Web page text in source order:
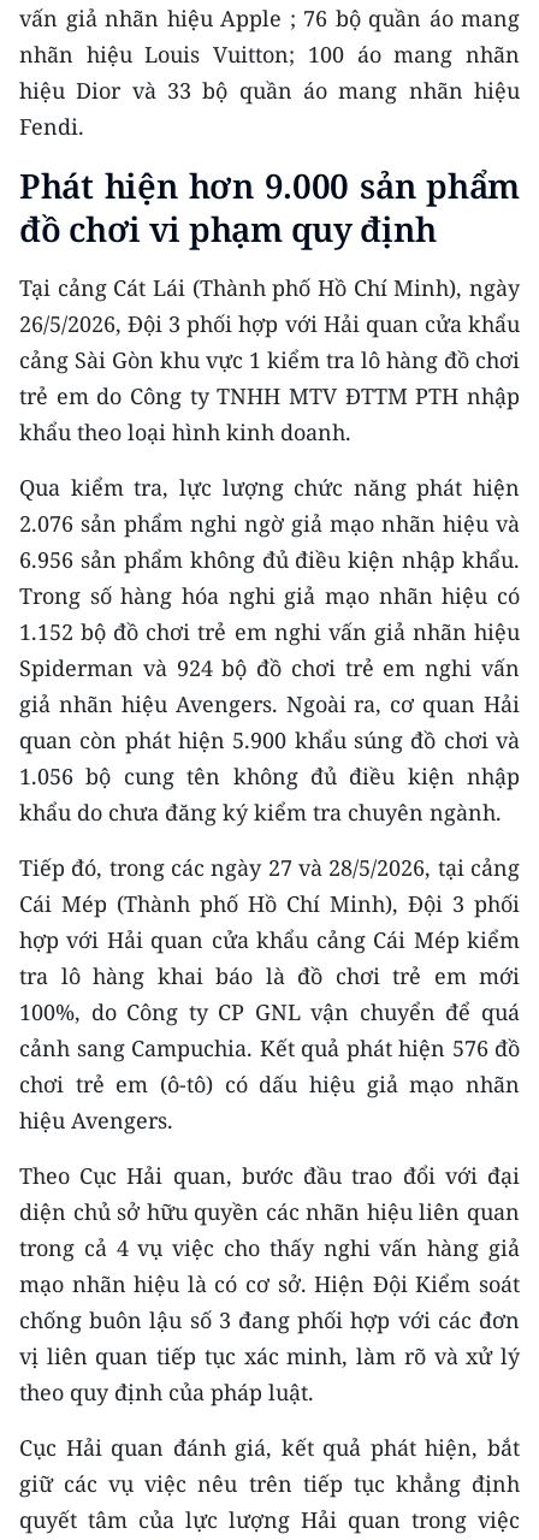
ENGLISH
FRANÇAIS
РУССКИЙ
ESPAÑOL
한국어
vấn giả nhãn hiệu Apple ; 76 bộ quần áo mang
nhãn hiệu Louis Vuitton; 100 áo mang nhãn
hiệu Dior và 33 bộ quần áo mang nhãn hiệu
Fendi.
Phát hiện hơn 9.000 sản phẩm
đồ chơi vi phạm quy định
Tại cảng Cát Lái (Thành phố Hồ Chí Minh), ngày
26/5/2026, Đội 3 phối hợp với Hải quan cửa khẩu
cảng Sài Gòn khu vực 1 kiểm tra lô hàng đồ chơi
trẻ em do Công ty TNHH MTV ĐTTM PTH nhập
khẩu theo loại hình kinh doanh.
Qua kiểm tra, lực lượng chức năng phát hiện
2.076 sản phẩm nghi ngờ giả mạo nhãn hiệu và
6.956 sản phẩm không đủ điều kiện nhập khẩu.
Trong số hàng hóa nghi giả mạo nhãn hiệu có
1.152 bộ đồ chơi trẻ em nghi vấn giả nhãn hiệu
Spiderman và 924 bộ đồ chơi trẻ em nghi vấn
giả nhãn hiệu Avengers. Ngoài ra, cơ quan Hải
quan còn phát hiện 5.900 khẩu súng đồ chơi và
1.056 bộ cung tên không đủ điều kiện nhập
khẩu do chưa đăng ký kiểm tra chuyên ngành.
Tiếp đó, trong các ngày 27 và 28/5/2026, tại cảng
Cái Mép (Thành phố Hồ Chí Minh), Đội 3 phối
hợp với Hải quan cửa khẩu cảng Cái Mép kiểm
tra lô hàng khai báo là đồ chơi trẻ em mới
100%, do Công ty CP GNL vận chuyển để quá
cảnh sang Campuchia. Kết quả phát hiện 576 đồ
chơi trẻ em (ô-tô) có dấu hiệu giả mạo nhãn
hiệu Avengers.
Theo Cục Hải quan, bước đầu trao đổi với đại
diện chủ sở hữu quyền các nhãn hiệu liên quan
trong cả 4 vụ việc cho thấy nghi vấn hàng giả
mạo nhãn hiệu là có cơ sở. Hiện Đội Kiểm soát
chống buôn lậu số 3 đang phối hợp với các đơn
vị liên quan tiếp tục xác minh, làm rõ và xử lý
theo quy định của pháp luật.
Cục Hải quan đánh giá, kết quả phát hiện, bắt
giữ các vụ việc nêu trên tiếp tục khẳng định
quyết tâm của lực lượng Hải quan trong việc